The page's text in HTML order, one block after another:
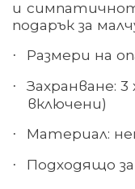
и
подарък за
· Размери на
· Захранване: 3
включени)
· Материал:
· Подходящо